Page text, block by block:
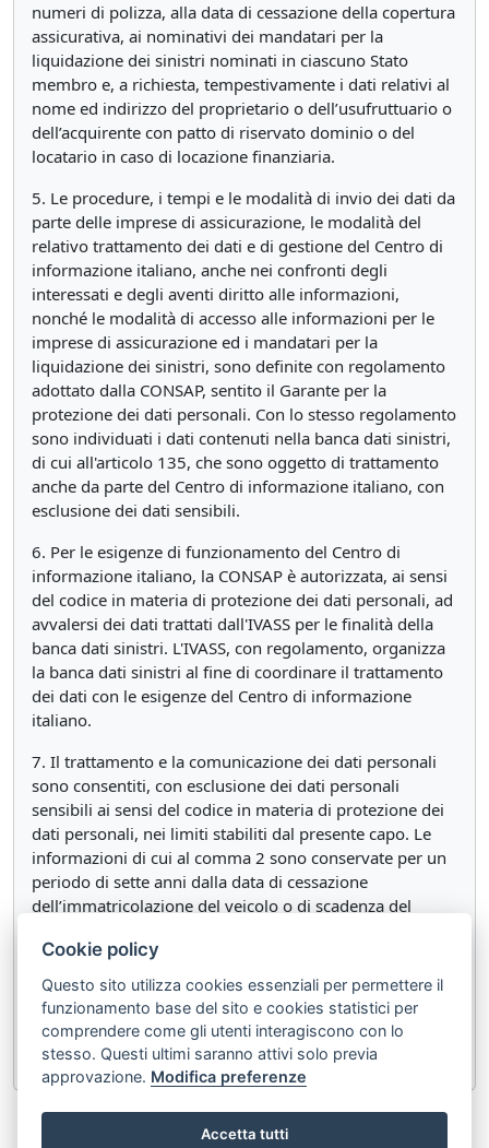
numeri di polizza, alla data di cessazione della copertura
assicurativa, ai nominativi dei mandatari per la
liquidazione dei sinistri nominati in ciascuno Stato
membro e, a richiesta, tempestivamente i dati relativi al
nome ed indirizzo del proprietario o dell’usufruttuario o
dell’acquirente con patto di riservato dominio o del
locatario in caso di locazione finanziaria.
5. Le procedure, i tempi e le modalità di invio dei dati da
parte delle imprese di assicurazione, le modalità del
relativo trattamento dei dati e di gestione del Centro di
informazione italiano, anche nei confronti degli
interessati e degli aventi diritto alle informazioni,
nonché le modalità di accesso alle informazioni per le
imprese di assicurazione ed i mandatari per la
liquidazione dei sinistri, sono definite con regolamento
adottato dalla CONSAP, sentito il Garante per la
protezione dei dati personali. Con lo stesso regolamento
sono individuati i dati contenuti nella banca dati sinistri,
di cui all'articolo 135, che sono oggetto di trattamento
anche da parte del Centro di informazione italiano, con
esclusione dei dati sensibili.
6. Per le esigenze di funzionamento del Centro di
informazione italiano, la CONSAP è autorizzata, ai sensi
del codice in materia di protezione dei dati personali, ad
avvalersi dei dati trattati dall'IVASS per le finalità della
banca dati sinistri. L'IVASS, con regolamento, organizza
la banca dati sinistri al fine di coordinare il trattamento
dei dati con le esigenze del Centro di informazione
italiano.
7. Il trattamento e la comunicazione dei dati personali
sono consentiti, con esclusione dei dati personali
sensibili ai sensi del codice in materia di protezione dei
dati personali, nei limiti stabiliti dal presente capo. Le
informazioni di cui al comma 2 sono conservate per un
periodo di sette anni dalla data di cessazione
dell’immatricolazione del veicolo o di scadenza del
informazione istituiti dagli altri Stati membri per
l’attuazione delle disposizioni previste dall’ordinamento
comunitario.
Articolo 153 Articolo 155
Cookie policy
Questo sito utilizza cookies essenziali per permettere il
funzionamento base del sito e cookies statistici per
comprendere come gli utenti interagiscono con lo
stesso. Questi ultimi saranno attivi solo previa
approvazione. Modifica preferenze
Accetta tutti